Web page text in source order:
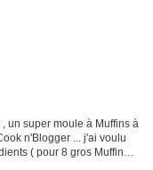
un super moule à Muffins à
n'Blogger ... j'ai voulu
( pour 8 gros Muffins )